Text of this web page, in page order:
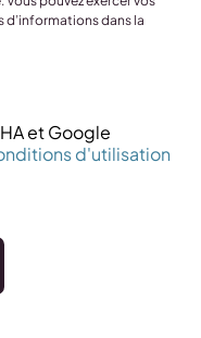
d’informations dans la
et Google
d'utilisation